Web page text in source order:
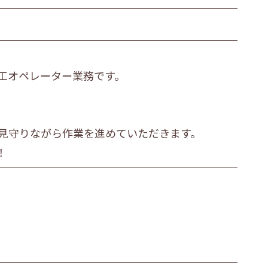
ペレーター業務です。
りながら作業を進めていただきます。